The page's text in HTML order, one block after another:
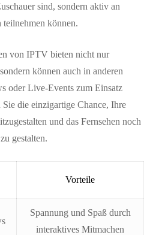
sind, sondern aktiv an
können.
von IPTV bieten nicht nur
können auch in anderen
oder Live-Events zum Einsatz
die einzigartige Chance, Ihre
und das Fernsehen noch
gestalten.
Vorteile
Spannung und Spaß durch
interaktives Mitmachen